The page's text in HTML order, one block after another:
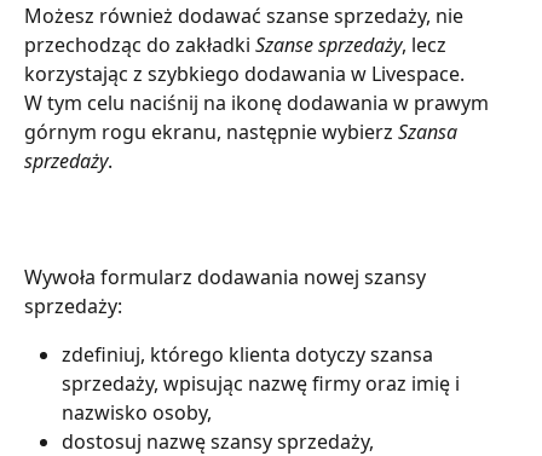
Możesz również dodawać szanse sprzedaży, nie
przechodząc do zakładki Szanse sprzedaży, lecz
korzystając z szybkiego dodawania w Livespace.
W tym celu naciśnij na ikonę dodawania w prawym
górnym rogu ekranu, następnie wybierz Szansa
sprzedaży.
​Wywoła formularz dodawania nowej szansy
sprzedaży:
zdefiniuj, którego klienta dotyczy szansa
sprzedaży, wpisując nazwę firmy oraz imię i
nazwisko osoby,
dostosuj nazwę szansy sprzedaży,